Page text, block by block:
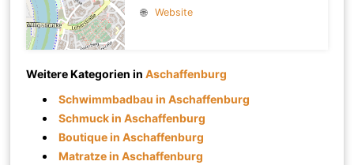
🌐
Website
Weitere Kategorien inAschaffenburg
Schwimmbadbau in Aschaffenburg
Schmuck in Aschaffenburg
Boutique in Aschaffenburg
Matratze in Aschaffenburg